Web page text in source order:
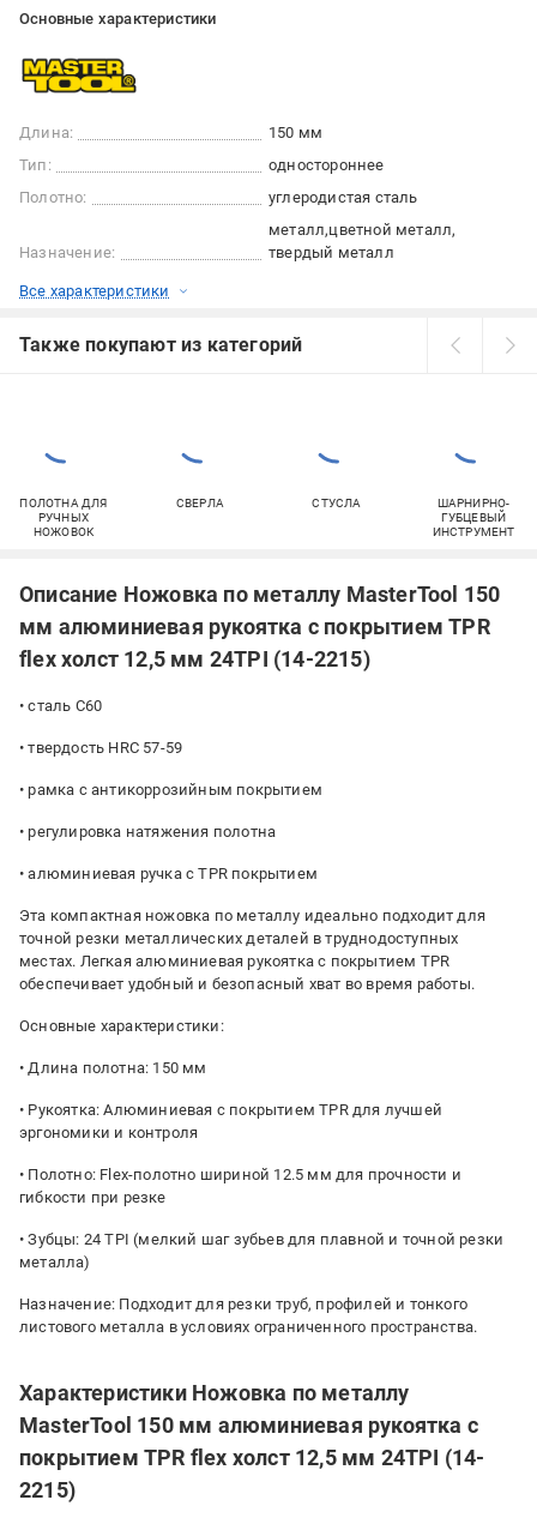
Основные характеристики
Длина:
150 мм
Тип:
одностороннее
Полотно:
углеродистая сталь
Назначение:
металл цветной металл
твердый металл
Все характеристики
Также покупают из категорий
ПОЛОТНА ДЛЯ
РУЧНЫХ
НОЖОВОК
СВЕРЛА СТУСЛА
ШАРНИРНО-
ГУБЦЕВЫЙ
ИНСТРУМЕНТ
Описание Ножовка по металлу MasterTool 150
мм алюминиевая рукоятка с покрытием TPR
flex холст 12,5 мм 24TPI (14-2215)
• сталь С60
• твердость HRC 57-59
• рамка с антикоррозийным покрытием
• регулировка натяжения полотна
• алюминиевая ручка с TPR покрытием
Эта компактная ножовка по металлу идеально подходит для
точной резки металлических деталей в труднодоступных
местах. Легкая алюминиевая рукоятка с покрытием TPR
обеспечивает удобный и безопасный хват во время работы.
Основные характеристики:
• Длина полотна: 150 мм
• Рукоятка: Алюминиевая с покрытием TPR для лучшей
эргономики и контроля
• Полотно: Flex-полотно шириной 12.5 мм для прочности и
гибкости при резке
• Зубцы: 24 TPI (мелкий шаг зубьев для плавной и точной резки
металла)
Назначение: Подходит для резки труб, профилей и тонкого
листового металла в условиях ограниченного пространства.
Характеристики Ножовка по металлу
MasterTool 150 мм алюминиевая рукоятка с
покрытием TPR flex холст 12,5 мм 24TPI (14-
2215)